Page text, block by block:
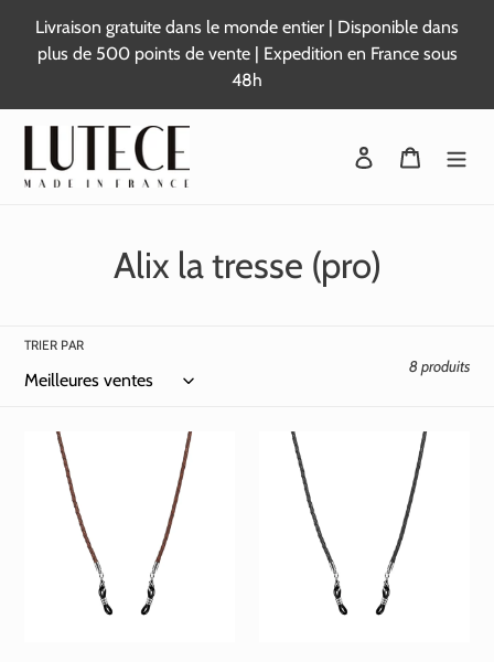
contenu
Livraison gratuite dans le monde entier | Disponible dans
plus de 500 points de vente | Expedition en France sous
48h
Se connecter
Panier
C
l
o
Alix la tresse (pro)
TRIER PAR
8 produits